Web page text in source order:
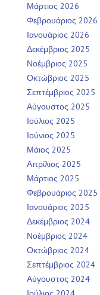
Μάρτιος 2026
Φεβρουάριος 2026
Ιανουάριος 2026
Δεκέμβριος 2025
Νοέμβριος 2025
Οκτώβριος 2025
Σεπτέμβριος 2025
Αύγουστος 2025
Ιούλιος 2025
Ιούνιος 2025
Μάιος 2025
Απρίλιος 2025
Μάρτιος 2025
Φεβρουάριος 2025
Ιανουάριος 2025
Δεκέμβριος 2024
Νοέμβριος 2024
Οκτώβριος 2024
Σεπτέμβριος 2024
Αύγουστος 2024